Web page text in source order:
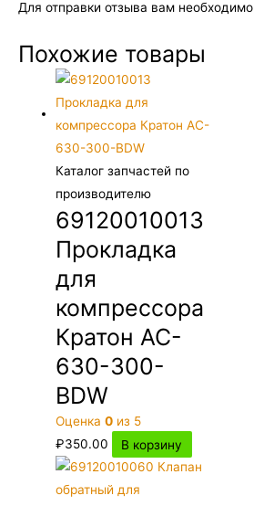
Для отправки отзыва вам необходимо
Похожие товары
Каталог запчастей по
производителю
69120010013
Прокладка
для
компрессора
Кратон AC-
630-300-
BDW
Оценка0 из 5
₽350.00 В корзину